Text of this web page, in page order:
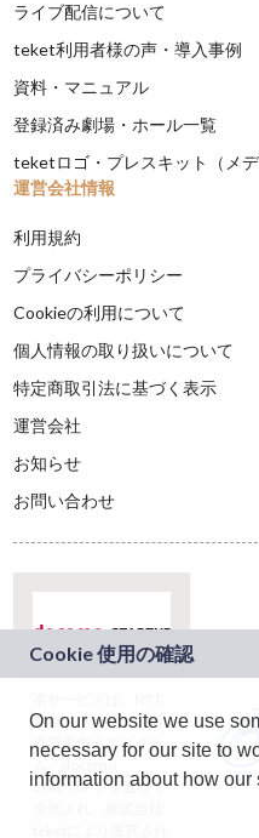
ライブ配信について
teket利用者様の声・導入事例
資料・マニュアル
登録済み劇場・ホール一覧
teketロゴ・プレスキット（メデ
運営会社情報
利用規約
プライバシーポリシー
Cookieの利用について
個人情報の取り扱いについて
特定商取引法に基づく表示
運営会社
お知らせ
お問い合わせ
ドコモグループの新
規事業創出プログラ
ム「docomo
STARTUP」を通じて
On our website we use
necessary for our site to
information about how our